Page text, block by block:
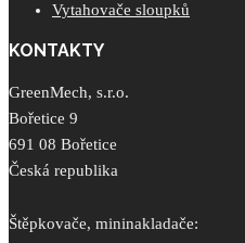
Vytahovače sloupků
KONTAKTY
GreenMech, s.r.o.
Bořetice 9
691 08 Bořetice
Česká republika
Štěpkovače, mininakladače: